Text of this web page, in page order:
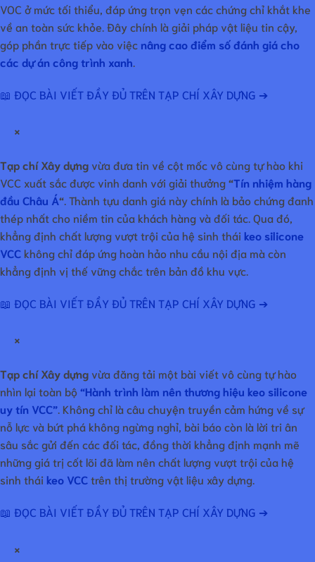
VOC ở mức tối thiểu, đáp ứng trọn vẹn các chứng chỉ khắt khe
về an toàn sức khỏe. Đây chính là giải pháp vật liệu tin cậy,
góp phần trực tiếp vào việc nâng cao điểm số đánh giá cho
các dự án công trình xanh
📖 ĐỌC BÀI VIẾT ĐẦY ĐỦ TRÊN TẠP CHÍ XÂY DỰNG ➔
×
Tạp chí Xây dựngvừa đưa tin về cột mốc vô cùng tự hào khi
VCC xuất sắc được vinh danh với giải thưởng“Tín nhiệm hàng
đầu Châu Á“ . Thành tựu danh giá này chính là bảo chứng đanh
thép nhất cho niềm tin của khách hàng và đối tác. Qua đó,
khẳng định chất lượng vượt trội của hệ sinh thái keo silicone
VCC không chỉ đáp ứng hoàn hảo nhu cầu nội địa mà còn
khẳng định vị thế vững chắc trên bản đồ khu vực.
📖 ĐỌC BÀI VIẾT ĐẦY ĐỦ TRÊN TẠP CHÍ XÂY DỰNG ➔
×
Tạp chí Xây dựngvừa đăng tải một bài viết vô cùng tự hào
nhìn lại toàn bộ“Hành trình làm nên thương hiệu keo silicone
uy tín VCC” . Không chỉ là câu chuyện truyền cảm hứng về sự
nỗ lực và bứt phá không ngừng nghỉ, bài báo còn là lời tri ân
sâu sắc gửi đến các đối tác, đồng thời khẳng định mạnh mẽ
những giá trị cốt lõi đã làm nên chất lượng vượt trội của hệ
sinh thái keo VCC trên thị trường vật liệu xây dựng.
📖 ĐỌC BÀI VIẾT ĐẦY ĐỦ TRÊN TẠP CHÍ XÂY DỰNG ➔
×